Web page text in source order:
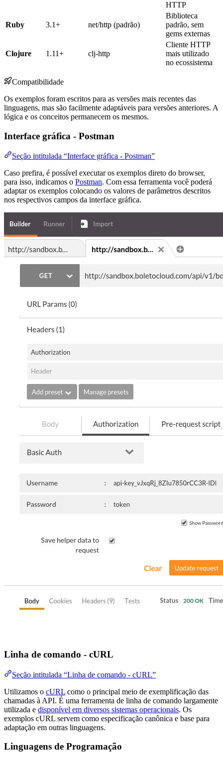
HTTP
Ruby 3.1+ net/http (padrão)
Biblioteca
padrão, sem
gems externas
Clojure 1.11+ clj-http
Cliente HTTP
mais utilizado
no ecossistema
Compatibilidade
Os exemplos foram escritos para as versões mais recentes das
linguagens, mas são facilmente adaptáveis para versões anteriores. A
lógica e os conceitos permanecem os mesmos.
Interface gráfica - Postman
Seção intitulada “Interface gráfica - Postman”
Caso prefira, é possível executar os exemplos direto do browser,
para isso, indicamos o Postman. Com essa ferramenta você poderá
adaptar os exemplos colocando os valores de parâmetros descritos
nos respectivos campos da interface gráfica.
Linha de comando - cURL
Seção intitulada “Linha de comando - cURL”
Utilizamos o cURL como o principal meio de exemplificação das
chamadas à API. É uma ferramenta de linha de comando largamente
utilizada e disponível em diversos sistemas operacionais. Os
exemplos cURL servem como especificação canônica e base para
adaptação em outras linguagens.
Linguagens de Programação